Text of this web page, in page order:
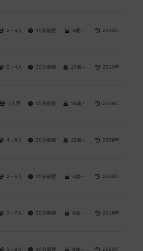
2～4人 15分前後 6歳～ 2020年
2～4人 30分前後 10歳～ 2014年
2人用 15分前後 14歳～ 2018年
4～8人 30分前後 12歳～ 2009年
2～6人 15分前後 6歳～ 2024年
3～7人 20分前後 8歳～ 2018年
3～8人 15分前後 8歳～ 2021年